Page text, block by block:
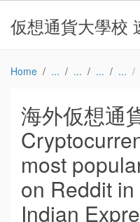
仮想通貨大學校
Home
海外仮想通
most
on Reddit
Indian